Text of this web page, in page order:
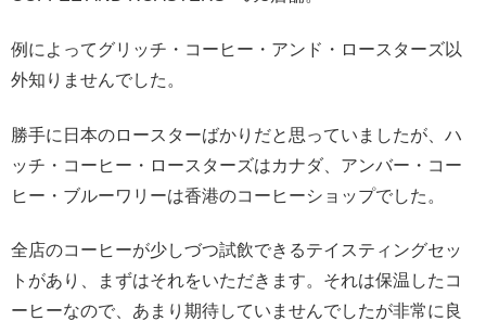
例によってグリッチ・コーヒー・アンド・ロースターズ以
外知りませんでした。
勝手に日本のロースターばかりだと思っていましたが、ハ
ッチ・コーヒー・ロースターズはカナダ、アンバー・コー
ヒー・ブルーワリーは香港のコーヒーショップでした。
全店のコーヒーが少しづつ試飲できるテイスティングセッ
トがあり、まずはそれをいただきます。それは保温したコ
ーヒーなので、あまり期待していませんでしたが非常に良